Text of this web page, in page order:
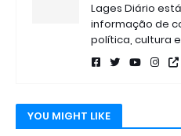
Lages Diário
informação de
política, cultura
YOU MIGHT LIKE